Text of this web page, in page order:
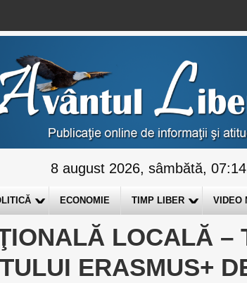
8 august 2026, sâmbătă, 07:14
ECONOMIE TIMP LIBER VIDEO
LOCALĂ –
ERASMUS+